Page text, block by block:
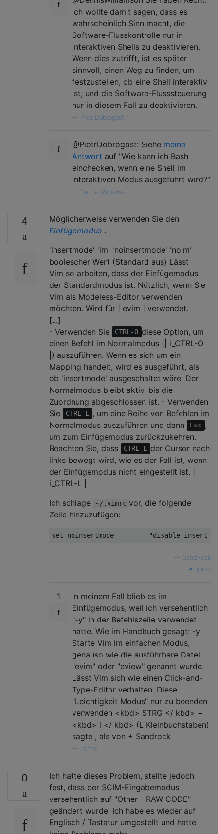
Ich wollte damit sagen, dass es
wahrscheinlich Sinn macht, die
Software-Flusskontrolle nur in
interaktiven Shells zu deaktivieren.
Wenn dies zutrifft, ist es später
sinnvoll, einen Weg zu finden, um
festzustellen, ob eine Shell interaktiv
ist, und die Software-Flusssteuerung
nur in diesem Fall zu deaktivieren.
Piotr Dobrogost
@PiotrDobrogost: Siehe meine
Antwort auf "Wie kann ich Bash
einchecken, wenn eine Shell im
interaktiven Modus ausgeführt wird?"
Dennis Williamson
4
Möglicherweise verwenden Sie den
Einfügemodus .
'insertmode' 'im' 'noinsertmode' 'noim'
boolescher Wert (Standard aus) Lässt
Vim so arbeiten, dass der Einfügemodus
der Standardmodus ist. Nützlich, wenn Sie
Vim als Modeless-Editor verwenden
möchten. Wird für | evim | verwendet.
[...]
- Verwenden Sie
CTRL-O diese Option, um
einen Befehl im Normalmodus (| i_CTRL-O
|) auszuführen. Wenn es sich um ein
Mapping handelt, wird es ausgeführt, als
ob 'insertmode' ausgeschaltet wäre. Der
Normalmodus bleibt aktiv, bis die
Zuordnung abgeschlossen ist. - Verwenden
Sie
CTRL-L , um eine Reihe von Befehlen im
Normalmodus auszuführen und dann
Esc ,
um zum Einfügemodus zurückzukehren.
Beachten Sie, dass
CTRL-L der Cursor nach
links bewegt wird, wie es der Fall ist, wenn
der Einfügemodus nicht eingestellt ist. |
i_CTRL-L |
Ich schlage
~/.vimrc vor, die folgende
Zeile hinzuzufügen:
SandRock
quelle
1
In meinem Fall blieb es im
Einfügemodus, weil ich versehentlich
"-y" in der Befehlszeile verwendet
hatte. Wie im Handbuch gesagt: -y
Starte Vim im einfachen Modus,
genauso wie die ausführbare Datei
"evim" oder "eview" genannt wurde.
Lässt Vim sich wie einen Click-and-
Type-Editor verhalten. Diese
"Leichtigkeit Modus" nur zu beenden
verwenden <kbd> STRG </ kbd> +
<kbd> l </ kbd> (L Kleinbuchstaben)
sagte , als von + Sandrock
Tonne
0
Ich hatte dieses Problem, stellte jedoch
fest, dass der SCIM-Eingabemodus
versehentlich auf "Other - RAW CODE"
geändert wurde. Ich habe es wieder auf
Englisch / Tastatur umgestellt und hatte